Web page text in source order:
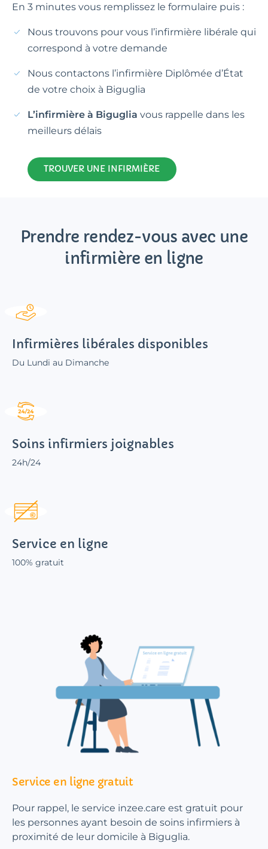
En 3 minutes vous remplissez le formulaire puis :
Nous trouvons pour vous l’infirmière libérale qui
correspond à votre demande
Nous contactons l’infirmière Diplômée d’État
de votre choix à Biguglia
L’infirmière à Biguglia vous rappelle dans les
meilleurs délais
TROUVER UNE INFIRMIÈRE
Prendre rendez-vous avec une
infirmière en ligne
Infirmières libérales disponibles
Du Lundi au Dimanche
Soins infirmiers joignables
24h/24
Service en ligne
100% gratuit
Service en ligne gratuit
Pour rappel, le service inzee.care est gratuit pour
les personnes ayant besoin de soins infirmiers à
proximité de leur domicile à Biguglia.